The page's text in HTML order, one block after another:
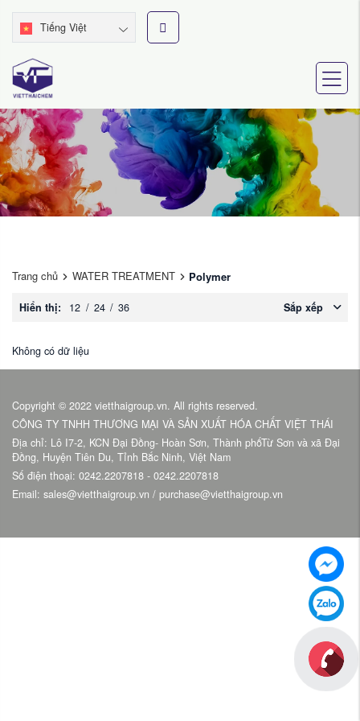
Tiếng Việt
Trang chủ WATER TREATMENT Polymer
Hiển thị: 12 / 24 / 36 Sắp xếp
Không có dữ liệu
Copyright © 2022 vietthaigroup.vn. All rights reserved.
CÔNG TY TNHH THƯƠNG MẠI VÀ SẢN XUẤT HÓA CHẤT VIỆT THÁI
Địa chỉ: Lô I7-2, KCN Đại Đồng- Hoàn Sơn, Thành phốTừ Sơn và xã Đại
Đồng, Huyện Tiên Du, Tỉnh Bắc Ninh, Việt Nam
Số điện thoại: 0242.2207818 - 0242.2207818
Email: sales@vietthaigroup.vn / purchase@vietthaigroup.vn